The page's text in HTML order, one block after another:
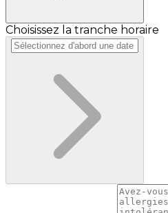
Choisissez la tranche horaire